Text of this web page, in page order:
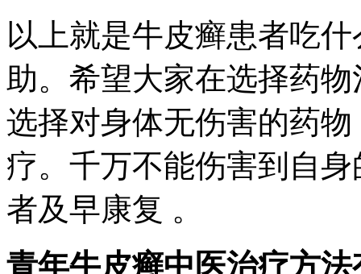
以上就是牛皮癣患者吃
助。希望大家在选择药
选择对身体无伤害的药
疗。千万不能伤害到自
者及早康复 。
青年牛皮癣中医治疗方法